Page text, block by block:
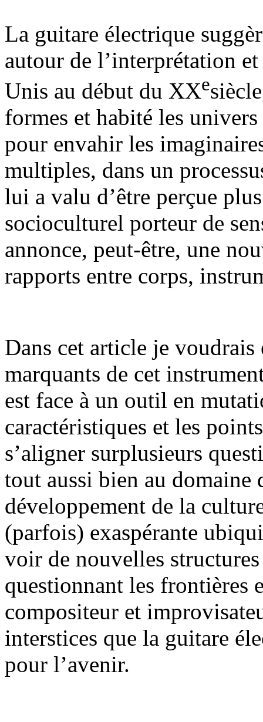
La guitare électrique
autour de l’interprétation
Unis au début du XXe
formes et habité les
pour envahir les
multiples, dans un
lui a valu d’être perçue
socioculturel porteur de
annonce, peut-être, une
rapports entre corps,
Dans cet article je voudrais
marquants de cet
est face à un outil en
caractéristiques et les
s’aligner surplusieurs
tout aussi bien au domaine
développement de la
(parfois) exaspérante
voir de nouvelles
questionnant les frontières
compositeur et
interstices que la guitare
pour l’avenir.